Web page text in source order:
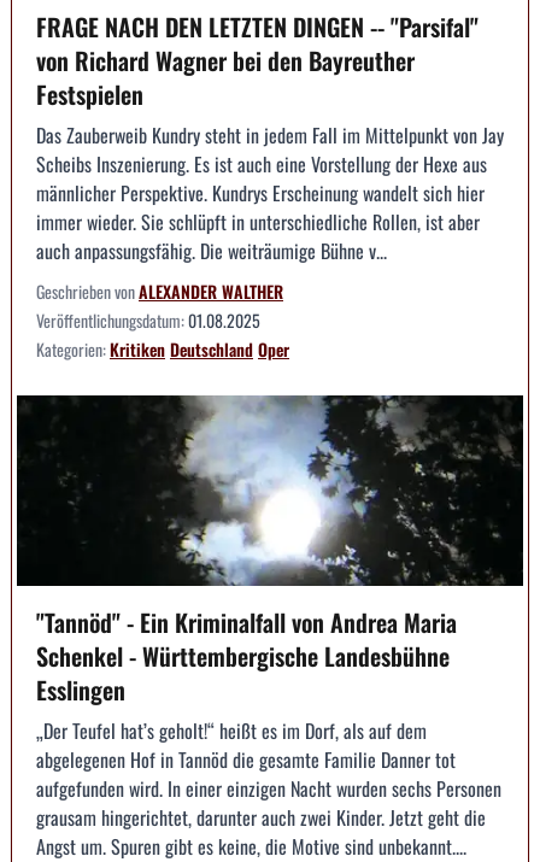
FRAGE NACH DEN LETZTEN DINGEN -- "Parsifal"
von Richard Wagner bei den Bayreuther
Festspielen
Das Zauberweib Kundry steht in jedem Fall im Mittelpunkt von Jay
Scheibs Inszenierung. Es ist auch eine Vorstellung der Hexe aus
männlicher Perspektive. Kundrys Erscheinung wandelt sich hier
immer wieder. Sie schlüpft in unterschiedliche Rollen, ist aber
auch anpassungsfähig. Die weiträumige Bühne v...
Geschrieben vonALEXANDER WALTHER
Veröffentlichungsdatum:01.08.2025
Kategorien:KritikenDeutschlandOper
"Tannöd" - Ein Kriminalfall von Andrea Maria
Schenkel - Württembergische Landesbühne
Esslingen
„Der Teufel hat’s geholt!“ heißt es im Dorf, als auf dem
abgelegenen Hof in Tannöd die gesamte Familie Danner tot
aufgefunden wird. In einer einzigen Nacht wurden sechs Personen
grausam hingerichtet, darunter auch zwei Kinder. Jetzt geht die
Angst um. Spuren gibt es keine, die Motive sind unbekannt....